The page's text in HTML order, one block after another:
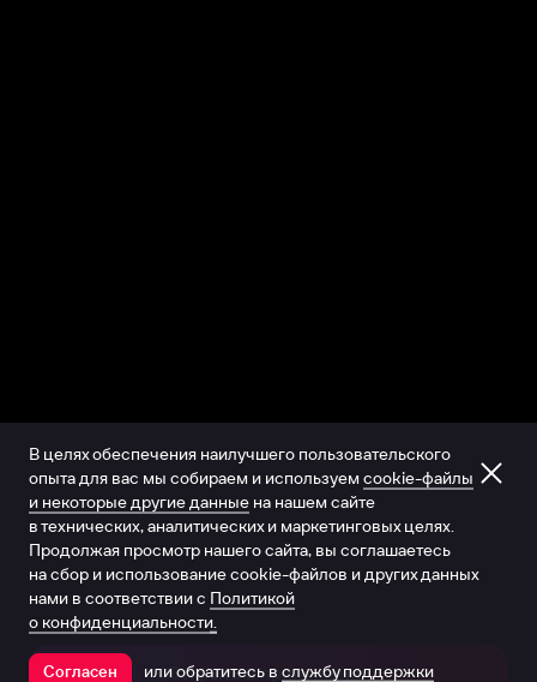
Открыть в приложении
В целях обеспечения наилучшего пользовательского
опыта для вас мы собираем и используем cookie-файлы
и некоторые другие данные на нашем сайте
в технических, аналитических и маркетинговых целях.
Продолжая просмотр нашего сайта, вы соглашаетесь
на сбор и использование cookie-файлов и других данных
нами в соответствии с Политикой
о конфиденциальности.
Согласен или обратитесь в службу поддержки